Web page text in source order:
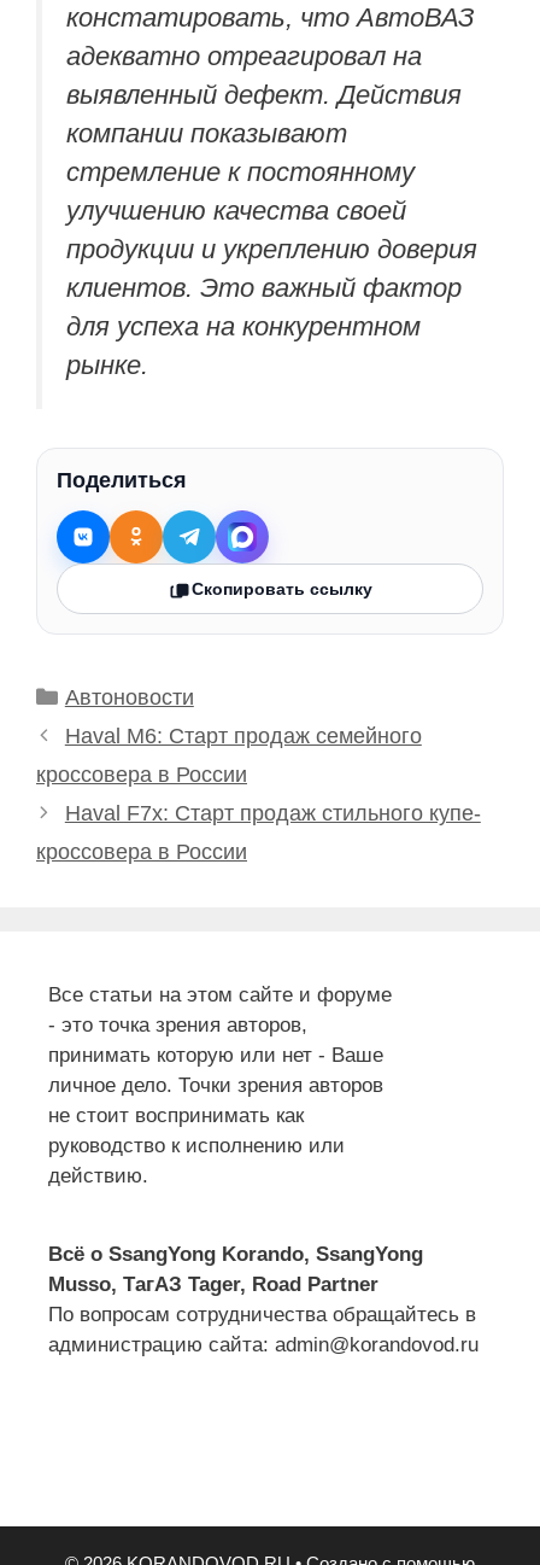
констатировать, что АвтоВАЗ
адекватно отреагировал на
выявленный дефект. Действия
компании показывают
стремление к постоянному
улучшению качества своей
продукции и укреплению доверия
клиентов. Это важный фактор
для успеха на конкурентном
рынке.
Поделиться
Скопировать ссылку
Рубрики
Автоновости
Haval M6: Старт продаж семейного
кроссовера в России
Haval F7x: Старт продаж стильного купе-
кроссовера в России
Все статьи на этом сайте и форуме
- это точка зрения авторов,
принимать которую или нет - Ваше
личное дело. Точки зрения авторов
не стоит воспринимать как
руководство к исполнению или
действию.
Всё о SsangYong Korando, SsangYong
Musso, ТагАЗ Tager, Road Partner
По вопросам сотрудничества обращайтесь в
администрацию сайта: admin@korandovod.ru